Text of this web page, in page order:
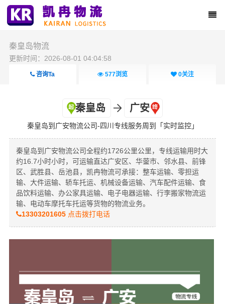
秦皇岛物流
更新时间：2026-08-01 04:04:58
咨询Ta 577浏览 0关注
秦皇岛 广安
秦皇岛到广安物流公司-四川专线服务周到「实时监控」
秦皇岛到广安物流公司全程约1726公里公里，专线运输用时大
约16.7小时小时，可运输直达广安区、华蓥市、邻水县、前锋
区、武胜县、岳池县，凯冉物流可承接：整车运输、零担运
输、大件运输、轿车托运、机械设备运输、汽车配件运输、食
品饮料运输、办公家具运输、电子电器运输、行李搬家物流运
输、电动车摩托车托运等货物的物流业务。
13303201605点击拨打电话